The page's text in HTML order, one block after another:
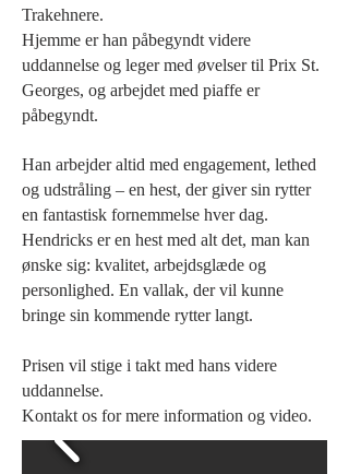
Trakehnere.
Hjemme er han påbegyndt videre
uddannelse og leger med øvelser til Prix St.
Georges, og arbejdet med piaffe er
påbegyndt.
Han arbejder altid med engagement, lethed
og udstråling – en hest, der giver sin rytter
en fantastisk fornemmelse hver dag.
Hendricks er en hest med alt det, man kan
ønske sig: kvalitet, arbejdsglæde og
personlighed. En vallak, der vil kunne
bringe sin kommende rytter langt.
Prisen vil stige i takt med hans videre
uddannelse.
Kontakt os for mere information og video.